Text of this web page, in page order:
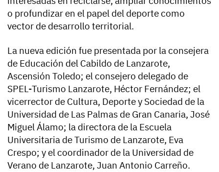
o profundizar en el papel del deporte como
vector de desarrollo territorial.
La nueva edición fue presentada por la consejera
de Educación del Cabildo de Lanzarote,
Ascensión Toledo; el consejero delegado de
SPEL-Turismo Lanzarote, Héctor Fernández; el
vicerrector de Cultura, Deporte y Sociedad de la
Universidad de Las Palmas de Gran Canaria, José
Miguel Álamo; la directora de la Escuela
Universitaria de Turismo de Lanzarote, Eva
Crespo; y el coordinador de la Universidad de
Verano de Lanzarote, Juan Antonio Carreño.